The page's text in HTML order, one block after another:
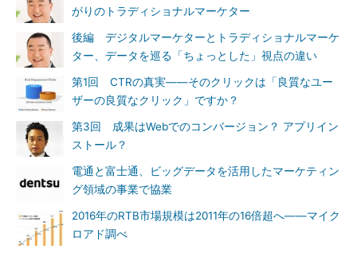
がりのトラディショナルマーケター
後編 デジタルマーケターとトラディショナルマーケ
ター、データを巡る「ちょっとした」視点の違い
第1回 CTRの真実――そのクリックは「良質なユー
ザーの良質なクリック」ですか？
第3回 成果はWebでのコンバージョン？ アプリイン
ストール？
電通と富士通、ビッグデータを活用したマーケティン
グ領域の事業で協業
2016年のRTB市場規模は2011年の16倍超へ――マイク
ロアド調べ